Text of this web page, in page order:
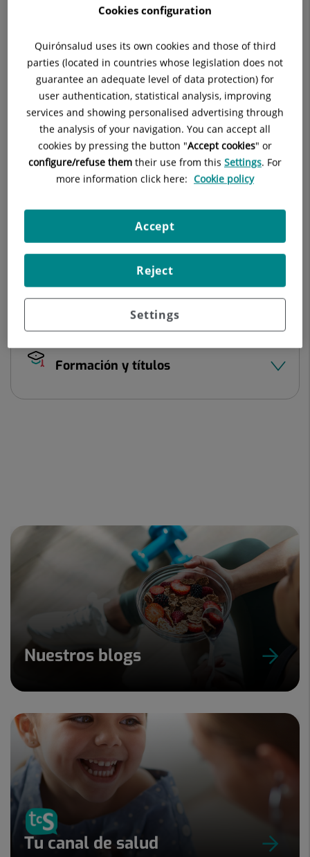
Pide cita con este profesional en otros hospitales:
Hospital Universitari Quirónsalud Barcelona
Plaza Alfonso Comín, 5
08023 Barcelona
932 554 000
Datos del profesional
Experiencia profesional
Formación y títulos
Nuestros blogs
Tu canal de salud
Cookies configuration
Quirónsalud uses its own cookies and those of third
parties (located in countries whose legislation does not
guarantee an adequate level of data protection) for
user authentication, statistical analysis, improving
services and showing personalised advertising through
the analysis of your navigation. You can accept all
cookies by pressing the button "Accept cookies" or
configure/refuse them their use from this Settings. For
more information click here: Cookie policy
Settings
Reject
Accept